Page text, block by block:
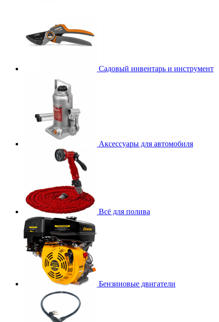
Садовый инвентарь и инструмент
Аксессуары для автомобиля
Всё для полива
Бензиновые двигатели